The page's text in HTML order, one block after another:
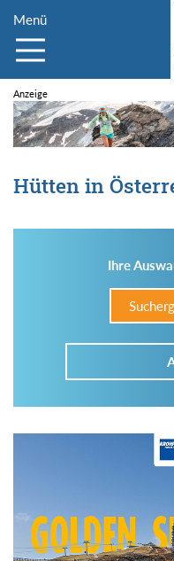
Menü
Hütten in
Ihre
Im